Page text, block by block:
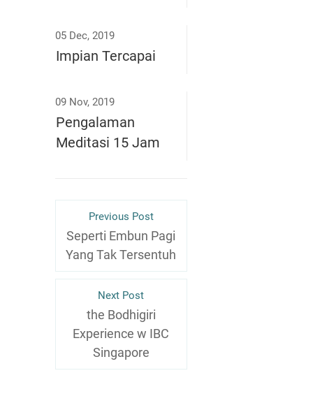
05 Dec, 2019
Impian Tercapai
09 Nov, 2019
Pengalaman
Meditasi 15 Jam
Previous Post
Seperti Embun Pagi
Yang Tak Tersentuh
Next Post
the Bodhigiri
Experience w IBC
Singapore